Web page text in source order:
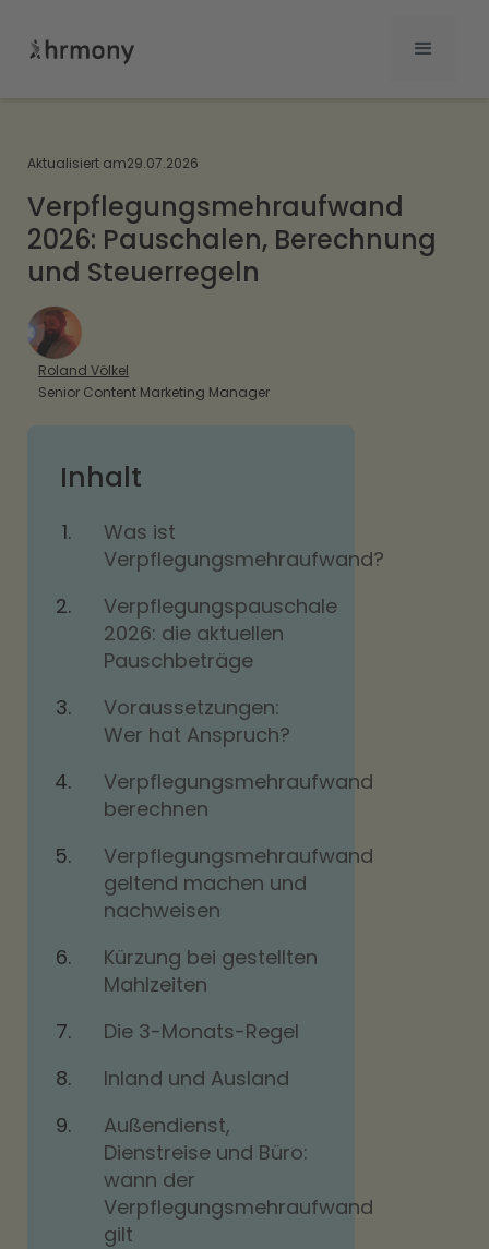
Aktualisiert am29.07.2026
Verpflegungsmehraufwand
2026: Pauschalen, Berechnung
und Steuerregeln
Roland Völkel
Senior Content Marketing Manager
Inhalt
Was ist
Verpflegungsmehraufwand?
Verpflegungspauschale
2026: die aktuellen
Pauschbeträge
Voraussetzungen:
Wer hat Anspruch?
Verpflegungsmehraufwand
berechnen
Verpflegungsmehraufwand
geltend machen und
nachweisen
Kürzung bei gestellten
Mahlzeiten
Die 3-Monats-Regel
Inland und Ausland
Außendienst,
Dienstreise und Büro:
wann der
Verpflegungsmehraufwand
gilt